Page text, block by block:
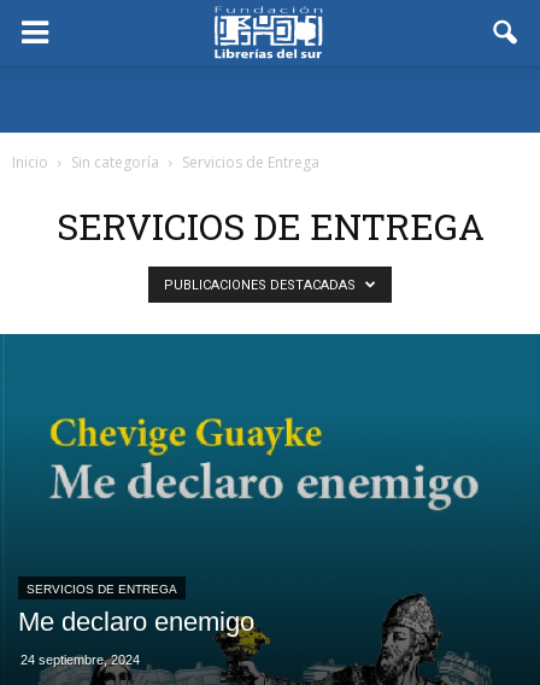
Inicio Sin categoría Servicios de Entrega
SERVICIOS DE ENTREGA
PUBLICACIONES DESTACADAS
SERVICIOS DE ENTREGA
Me declaro enemigo
24 septiembre, 2024